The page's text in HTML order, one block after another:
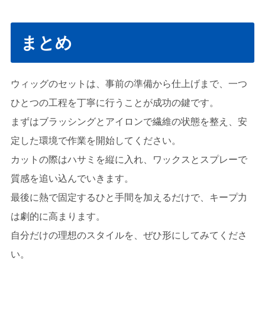
まとめ
ウィッグのセットは、事前の準備から仕上げまで、一つ
ひとつの工程を丁寧に行うことが成功の鍵です。
まずはブラッシングとアイロンで繊維の状態を整え、安
定した環境で作業を開始してください。
カットの際はハサミを縦に入れ、ワックスとスプレーで
質感を追い込んでいきます。
最後に熱で固定するひと手間を加えるだけで、キープ力
は劇的に高まります。
自分だけの理想のスタイルを、ぜひ形にしてみてくださ
い。